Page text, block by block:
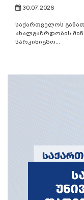
30.07.2026
საქართველოს
ახალგაზრდობის
სარკინიგზო...